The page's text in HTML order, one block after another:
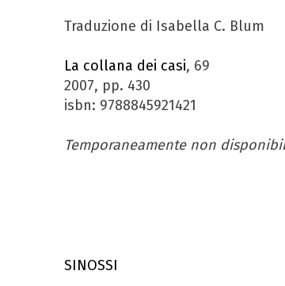
Traduzione di Isabella C. Blum
La collana dei casi, 69
2007, pp. 430
isbn: 9788845921421
Temporaneamente non
SINOSSI